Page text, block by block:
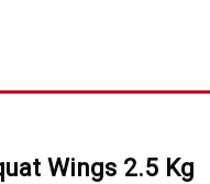
Wings 2.5 Kg